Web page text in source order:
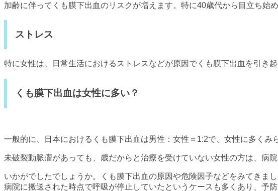
加齢に伴ってくも膜下出血のリスクが増えます。特に40歳代から目立ち始
ストレス
特に女性は、日常生活におけるストレスなどが原因でくも膜下出血を引き起
くも膜下出血は女性に多い？
一般的に、日本におけるくも膜下出血は男性：女性＝1:2で、女性に多く
未破裂動脈瘤があっても、歳だからと治療を受けていない女性の方は、病
いかがでしたでしょうか。くも膜下出血の原因や危険因子などをみてきま
病院に搬送された時点で呼吸が停止していたというケースも多くあり、予